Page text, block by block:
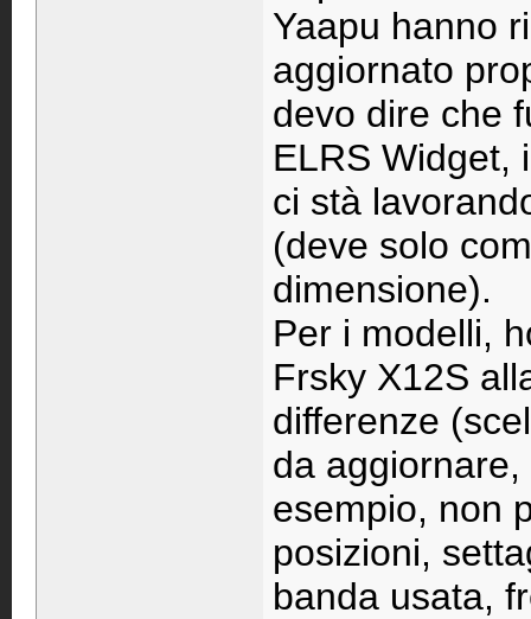
Yaapu hanno
aggiornato
devo dire che
ELRS Widget,
ci stà
(deve solo
dimensione).
Per i modelli,
Frsky X12S
differenze
da
esempio, non
posizioni,
banda usata,